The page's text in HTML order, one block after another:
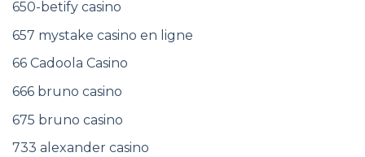
650-betify casino
657 mystake casino en ligne
66 Cadoola Casino
666 bruno casino
675 bruno casino
733 alexander casino